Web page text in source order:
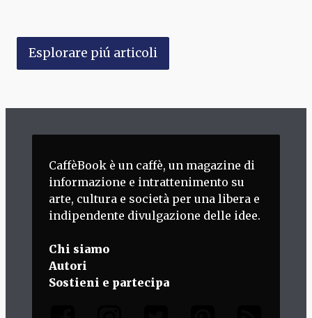
Esplorare piú articoli
CaffèBook è un caffè, un magazine di
informazione e intrattenimento su
arte, cultura e società per una libera e
indipendente divulgazione delle idee.
Chi siamo
Autori
Sostieni e partecipa